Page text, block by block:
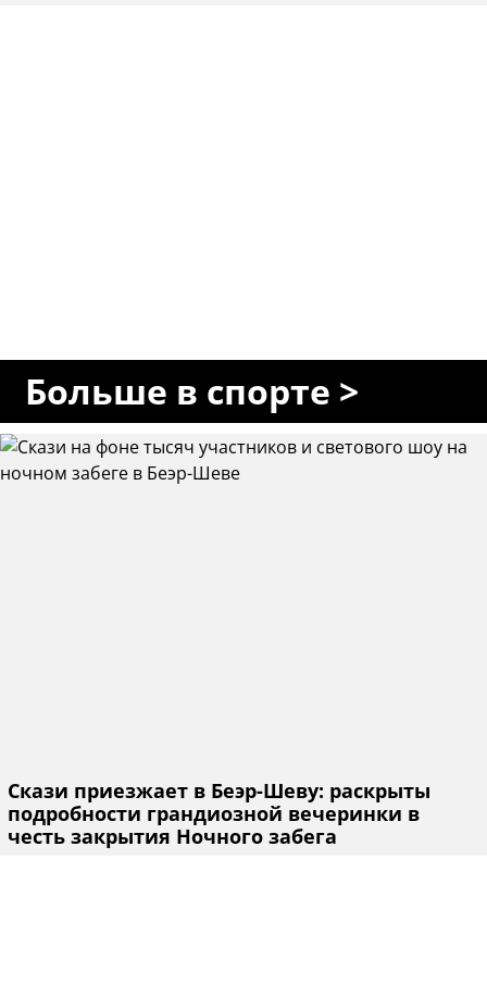
Больше в спорте >
Скази приезжает в Беэр-Шеву: раскрыты
подробности грандиозной вечеринки в
честь закрытия Ночного забега